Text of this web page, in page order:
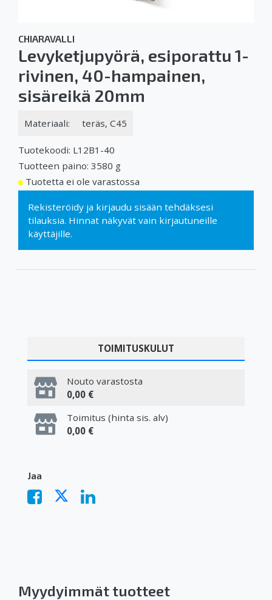
CHIARAVALLI
Levyketjupyörä, esiporattu 1-
rivinen, 40-hampainen,
sisäreikä 20mm
Materiaali: teräs, C45
Tuotekoodi: L12B1-40
Tuotteen paino: 3580 g
Tuotetta ei ole varastossa
Rekisteröidy ja kirjaudu sisään tehdäksesi
tilauksia. Hinnat näkyvät vain kirjautuneille
käyttäjille.
TOIMITUSKULUT
Nouto varastosta
0,00 €
Toimitus (hinta sis. alv)
0,00 €
Jaa
Myydyimmät tuotteet